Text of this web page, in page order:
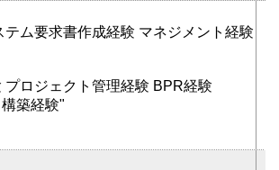
テム要求書作成経験 マネジメント経験
プロジェクト管理経験 BPR経験
築経験"